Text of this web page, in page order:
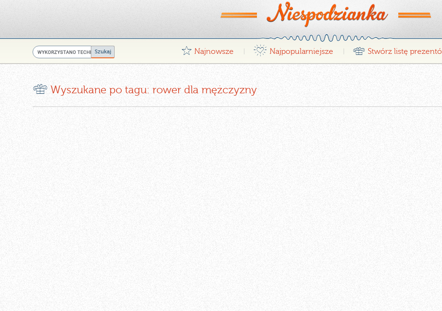
G Najnowsze ¤ Najpopularniejsze r Stwórz listę
r Wyszukane po tagu: rower dla mężczyzny